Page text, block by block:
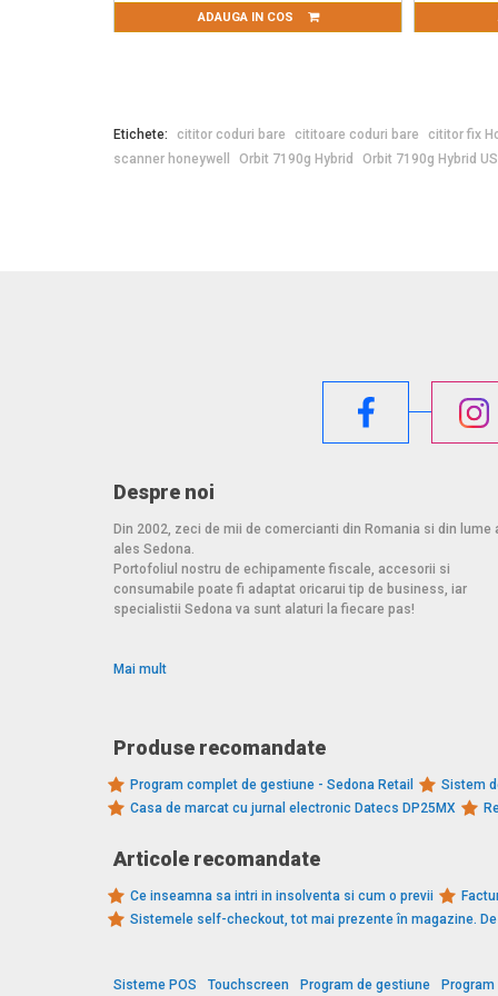
ADAUGA IN COS
Etichete: cititor coduri bare cititoare coduri bare cititor fix
scanner honeywell
Orbit 7190g Hybrid Orbit 7190g Hybrid
Despre noi
Din 2002, zeci de mii de comercianti din Romania si din lume
ales Sedona.
Portofoliul nostru de echipamente fiscale, accesorii si
consumabile poate fi adaptat oricarui tip de business, iar
specialistii Sedona va sunt alaturi la fiecare pas!
Mai mult
Produse recomandate
Program complet de gestiune - Sedona Retail
Sistem
Casa de marcat cu jurnal electronic Datecs DP25MX
Articole recomandate
Ce inseamna sa intri in insolventa si cum o previi
Sistemele self-checkout, tot mai prezente în magazine.
Sisteme POS Touchscreen Program de gestiune